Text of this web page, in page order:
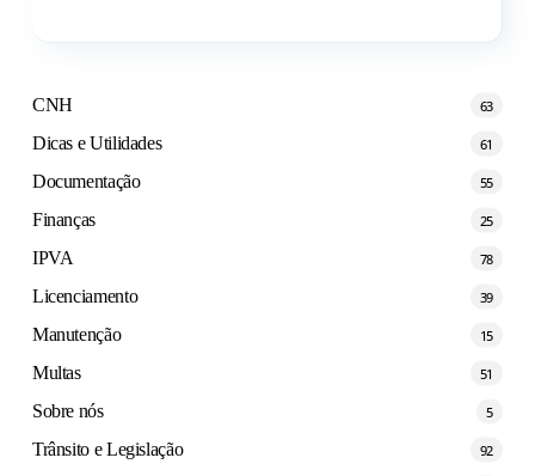
CNH 63
Dicas e Utilidades 61
Documentação 55
Finanças 25
IPVA 78
Licenciamento 39
Manutenção 15
Multas 51
Sobre nós 5
Trânsito e Legislação 92